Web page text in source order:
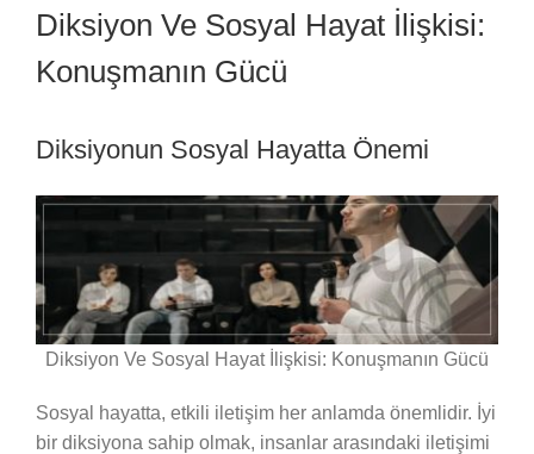
Diksiyon Ve Sosyal Hayat İlişkisi:
Konuşmanın Gücü
Diksiyonun Sosyal Hayatta Önemi
Diksiyon Ve Sosyal Hayat İlişkisi: Konuşmanın Gücü
Sosyal hayatta, etkili iletişim her anlamda önemlidir. İyi
bir diksiyona sahip olmak, insanlar arasındaki iletişimi